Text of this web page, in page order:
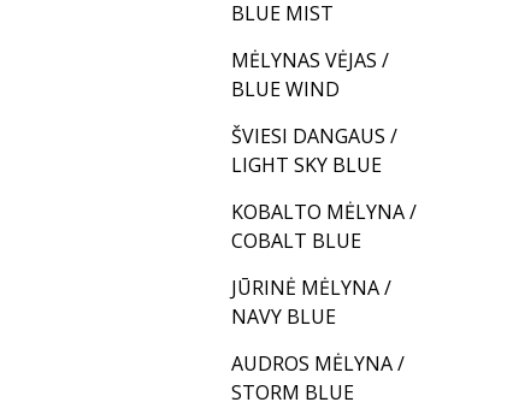
BLUE MIST
MĖLYNAS VĖJAS /
BLUE WIND
ŠVIESI DANGAUS /
LIGHT SKY BLUE
KOBALTO MĖLYNA /
COBALT BLUE
JŪRINĖ MĖLYNA /
NAVY BLUE
AUDROS MĖLYNA /
STORM BLUE